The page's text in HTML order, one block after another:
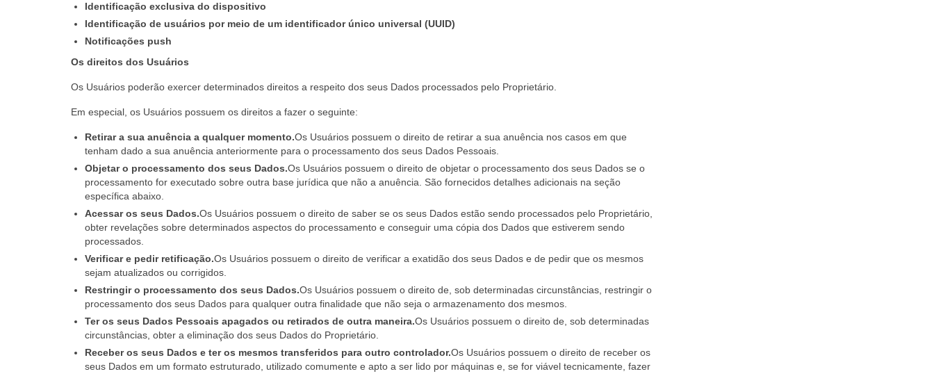
Identificação exclusiva do dispositivo
Identificação de usuários por meio de um identificador único universal (UUID)
Notificações push
Os direitos dos Usuários
Os Usuários poderão exercer determinados direitos a respeito dos seus Dados processados pelo Proprietário.
Em especial, os Usuários possuem os direitos a fazer o seguinte:
Retirar a sua anuência a qualquer momento.Os Usuários possuem o direito de retirar a sua anuência nos casos em que
tenham dado a sua anuência anteriormente para o processamento dos seus Dados Pessoais.
Objetar o processamento dos seus Dados.Os Usuários possuem o direito de objetar o processamento dos seus Dados se o
processamento for executado sobre outra base jurídica que não a anuência. São fornecidos detalhes adicionais na seção
específica abaixo.
Acessar os seus Dados.Os Usuários possuem o direito de saber se os seus Dados estão sendo processados pelo Proprietário,
obter revelações sobre determinados aspectos do processamento e conseguir uma cópia dos Dados que estiverem sendo
processados.
Verificar e pedir retificação.Os Usuários possuem o direito de verificar a exatidão dos seus Dados e de pedir que os mesmos
sejam atualizados ou corrigidos.
Restringir o processamento dos seus Dados.Os Usuários possuem o direito de, sob determinadas circunstâncias, restringir o
processamento dos seus Dados para qualquer outra finalidade que não seja o armazenamento dos mesmos.
Ter os seus Dados Pessoais apagados ou retirados de outra maneira.Os Usuários possuem o direito de, sob determinadas
circunstâncias, obter a eliminação dos seus Dados do Proprietário.
Receber os seus Dados e ter os mesmos transferidos para outro controlador.Os Usuários possuem o direito de receber os
seus Dados em um formato estruturado, utilizado comumente e apto a ser lido por máquinas e, se for viável tecnicamente, fazer